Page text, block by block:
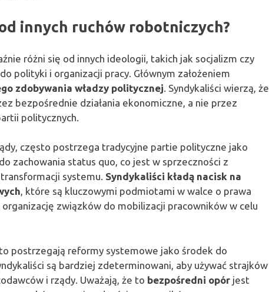
innych ruchów robotniczych?
różni się od innych ideologii, takich jak socjalizm czy
polityki i organizacji pracy. Głównym założeniem
zdobywania władzy politycznej . Syndykaliści wierzą, że
bezpośrednie działania ekonomiczne, a nie przez
politycznych.
często postrzega tradycyjne partie polityczne jako
zachowania status quo, co jest w sprzeczności z
systemu. Syndykaliści kładą nacisk na
, które są kluczowymi podmiotami w walce o prawa
związków do mobilizacji pracowników w celu
postrzegają reformy systemowe jako środek do
są bardziej zdeterminowani, aby używać strajków
i rządy. Uważają, że to bezpośredni opór jest